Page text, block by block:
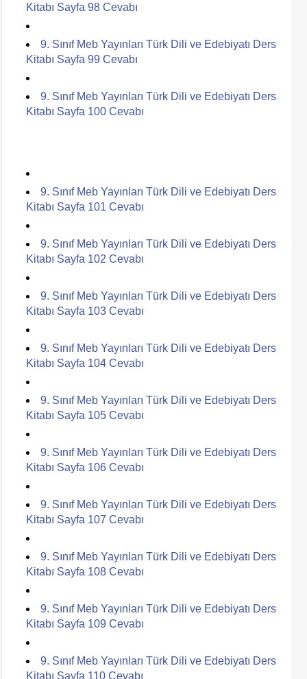
Kitabı Sayfa 98 Cevabı
9. Sınıf Meb Yayınları Türk Dili ve Edebiyatı Ders
Kitabı Sayfa 99 Cevabı
9. Sınıf Meb Yayınları Türk Dili ve Edebiyatı Ders
Kitabı Sayfa 100 Cevabı
9. Sınıf Meb Yayınları Türk Dili ve Edebiyatı Ders
Kitabı Sayfa 101 Cevabı
9. Sınıf Meb Yayınları Türk Dili ve Edebiyatı Ders
Kitabı Sayfa 102 Cevabı
9. Sınıf Meb Yayınları Türk Dili ve Edebiyatı Ders
Kitabı Sayfa 103 Cevabı
9. Sınıf Meb Yayınları Türk Dili ve Edebiyatı Ders
Kitabı Sayfa 104 Cevabı
9. Sınıf Meb Yayınları Türk Dili ve Edebiyatı Ders
Kitabı Sayfa 105 Cevabı
9. Sınıf Meb Yayınları Türk Dili ve Edebiyatı Ders
Kitabı Sayfa 106 Cevabı
9. Sınıf Meb Yayınları Türk Dili ve Edebiyatı Ders
Kitabı Sayfa 107 Cevabı
9. Sınıf Meb Yayınları Türk Dili ve Edebiyatı Ders
Kitabı Sayfa 108 Cevabı
9. Sınıf Meb Yayınları Türk Dili ve Edebiyatı Ders
Kitabı Sayfa 109 Cevabı
9. Sınıf Meb Yayınları Türk Dili ve Edebiyatı Ders
Kitabı Sayfa 110 Cevabı